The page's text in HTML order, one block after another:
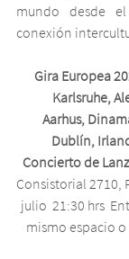
mundo desde
conexión
Gira Europea
Karlsruhe,
Aarhus,
Dublín,
Concierto de
Consistorial 2710,
julio  21:30 hrs
mismo espacio o